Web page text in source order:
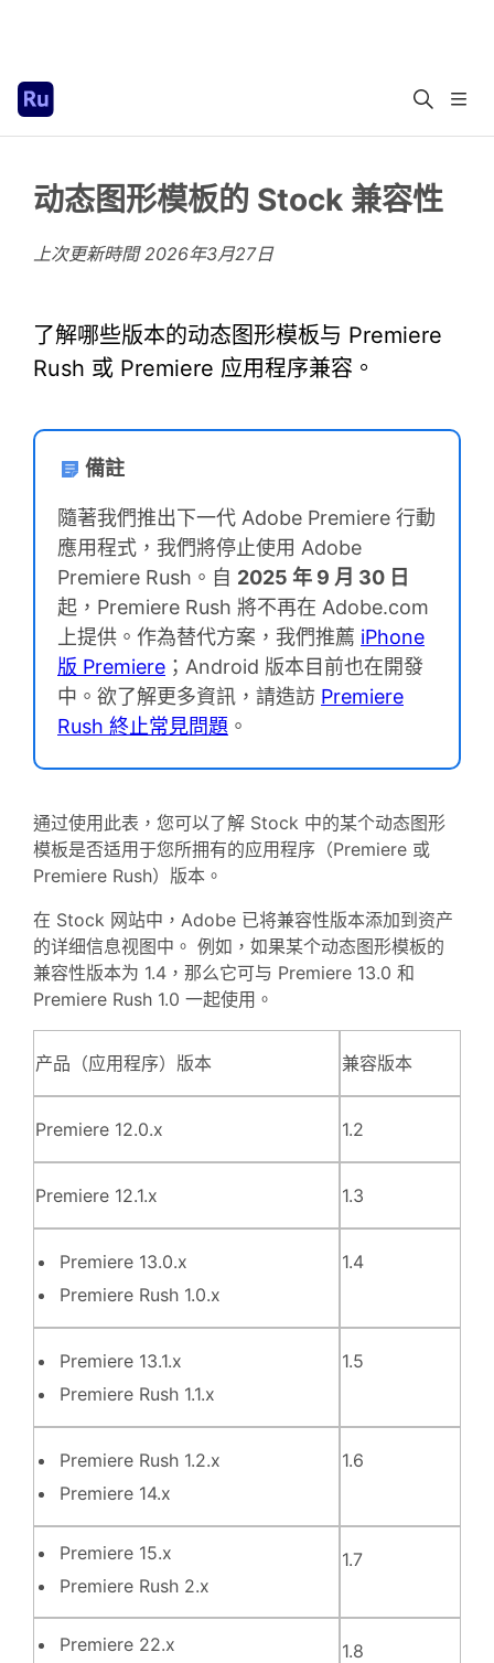
动态图形模板的 Stock 兼容性
上次更新時間2026年3月27日
了解哪些版本的动态图形模板与 Premiere
Rush 或 Premiere 应用程序兼容。
備註
隨著我們推出下一代 Adobe Premiere 行動
應用程式，我們將停止使用 Adobe
Premiere Rush。自 2025 年 9 月 30 日
起，Premiere Rush 將不再在 Adobe.com
上提供。作為替代方案，我們推薦 iPhone
版 Premiere ；Android 版本目前也在開發
中。欲了解更多資訊，請造訪 Premiere
Rush 終止常見問題 。
通过使用此表，您可以了解 Stock 中的某个动态图形
模板是否适用于您所拥有的应用程序（Premiere 或
Premiere Rush）版本。
在 Stock 网站中，Adobe 已将兼容性版本添加到资产
的详细信息视图中。 例如，如果某个动态图形模板的
兼容性版本为 1.4，那么它可与 Premiere 13.0 和
Premiere Rush 1.0 一起使用。
产品（应用程序）版本 兼容版本
Premiere 12.0.x 1.2
Premiere 12.1.x 1.3
Premiere 13.0.x
Premiere Rush 1.0.x
1.4
Premiere 13.1.x
Premiere Rush 1.1.x
1.5
Premiere Rush 1.2.x
Premiere 14.x
1.6
Premiere 15.x
Premiere Rush 2.x
1.7
Premiere 22.x 1.8